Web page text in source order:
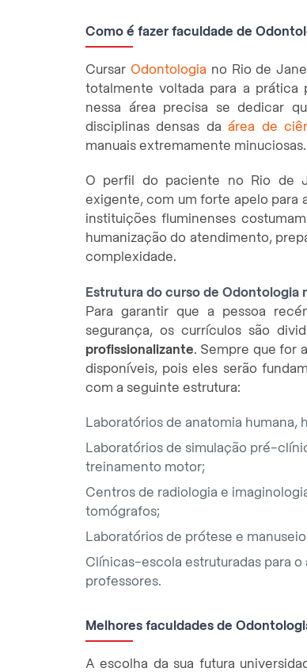
Como é fazer faculdade de
Cursar Odontologia no Rio de
totalmente voltada para a prática
nessa área precisa se dedicar
disciplinas densas daárea de
manuais extremamente minuciosas.
O perfil do paciente no Rio de
exigente, com um forte apelo para
instituições fluminenses
humanização do atendimento,
complexidade.
Estrutura do curso de Odontologia
Para garantir que a pessoa
segurança, os currículos são
profissionalizante. Sempre que for
disponíveis, pois eles serão
com a seguinte estrutura:
Laboratórios de anatomia humana,
Laboratórios de simulação pré-
treinamento motor;
Centros de radiologia e
tomógrafos;
Laboratórios de prótese e
Clínicas-escola estruturadas para
professores.
Melhores faculdades de
A escolha da sua futura